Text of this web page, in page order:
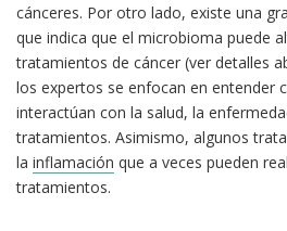
cánceres. Por otro lado, existe una
que indica que el microbioma puede
tratamientos de cáncer (ver detalles
los expertos se enfocan en entender
interactúan con la salud, la
tratamientos. Asimismo, algunos
la inflamación que a veces pueden
tratamientos.